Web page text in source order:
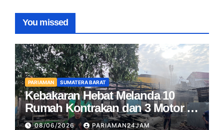
You missed
PARIAMAN SUMATERA BARAT
Kebakaran Hebat Melanda 10
Rumah Kontrakan dan 3 Motor di
Pariaman
08/06/2026 PARIAMAN24JAM